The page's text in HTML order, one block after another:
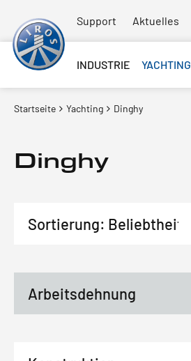
Support Aktuelles
INDUSTRIE YACHTING
Startseite Yachting Dinghy
Dinghy
Arbeitsdehnung